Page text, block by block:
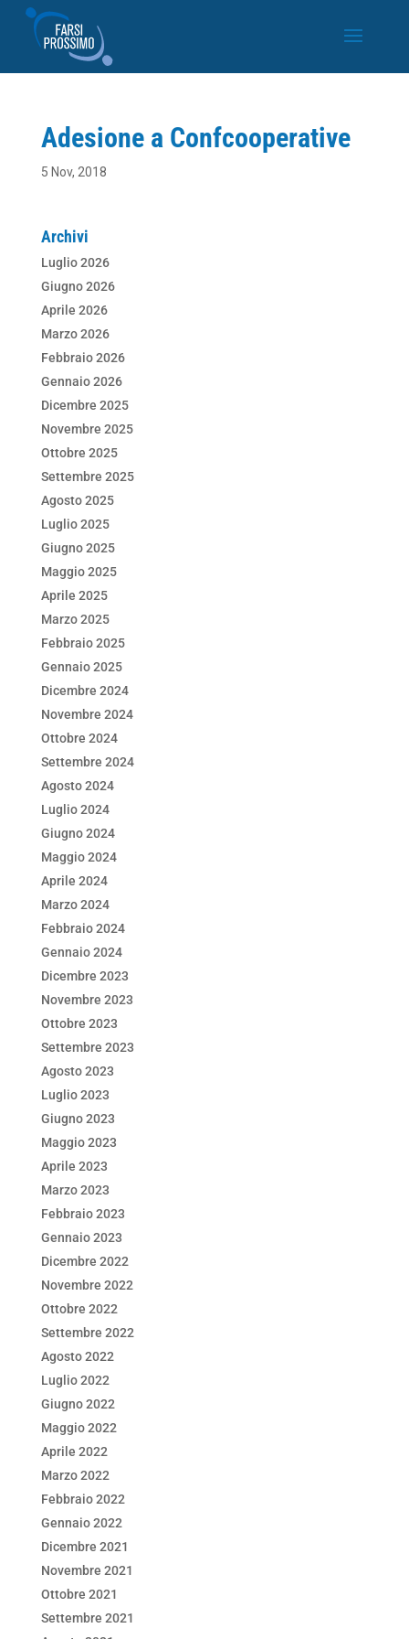
Adesione a Confcooperative
5 Nov, 2018
Archivi
Luglio 2026
Giugno 2026
Aprile 2026
Marzo 2026
Febbraio 2026
Gennaio 2026
Dicembre 2025
Novembre 2025
Ottobre 2025
Settembre 2025
Agosto 2025
Luglio 2025
Giugno 2025
Maggio 2025
Aprile 2025
Marzo 2025
Febbraio 2025
Gennaio 2025
Dicembre 2024
Novembre 2024
Ottobre 2024
Settembre 2024
Agosto 2024
Luglio 2024
Giugno 2024
Maggio 2024
Aprile 2024
Marzo 2024
Febbraio 2024
Gennaio 2024
Dicembre 2023
Novembre 2023
Ottobre 2023
Settembre 2023
Agosto 2023
Luglio 2023
Giugno 2023
Maggio 2023
Aprile 2023
Marzo 2023
Febbraio 2023
Gennaio 2023
Dicembre 2022
Novembre 2022
Ottobre 2022
Settembre 2022
Agosto 2022
Luglio 2022
Giugno 2022
Maggio 2022
Aprile 2022
Marzo 2022
Febbraio 2022
Gennaio 2022
Dicembre 2021
Novembre 2021
Ottobre 2021
Settembre 2021